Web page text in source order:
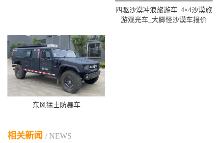
四驱沙漠冲浪旅游车_4×4沙漠旅
游观光车_大脚怪沙漠车报价
东风猛士防暴车
相关新闻 / NEWS